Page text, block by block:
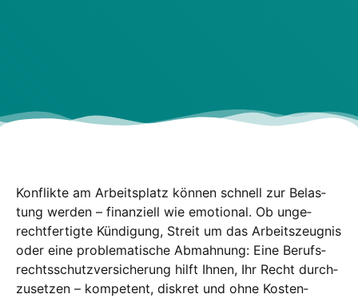
Kon­flik­te am Arbeits­platz kön­nen schnell zur Belas­
tung wer­den – finan­zi­ell wie emo­tio­nal. Ob unge­
recht­fer­tig­te Kün­di­gung, Streit um das Arbeits­zeug­nis
oder eine pro­ble­ma­ti­sche Abmah­nung: Eine Berufs­
rechts­schutz­ver­si­che­rung hilft Ihnen, Ihr Recht durch­
zu­set­zen – kom­pe­tent, dis­kret und ohne Kos­ten­